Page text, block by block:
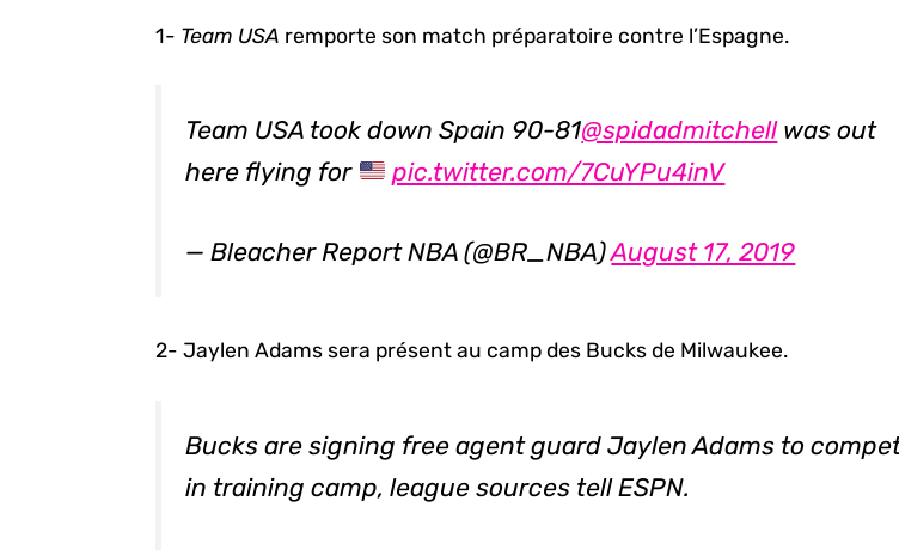
1- Team USA remporte son match préparatoire contre l’Espagne.
Team USA took down Spain 90-81@spidadmitchellwas out
here flying for
pic.twitter.com/7CuYPu4inV
— Bleacher Report NBA (@BR_NBA)August 17, 2019
2- Jaylen Adams sera présent au camp des Bucks de Milwaukee.
Bucks are signing free agent guard Jaylen Adams to
in training camp, league sources tell ESPN.